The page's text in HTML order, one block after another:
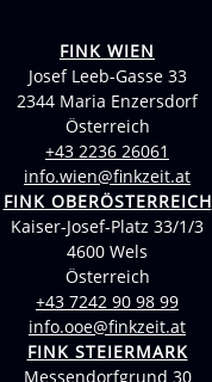
FINK WIEN
Josef Leeb-Gasse 33
2344 Maria Enzersdorf
Österreich
+43 2236 26061
info.wien@finkzeit.at
FINK OBERÖSTERREICH
Kaiser-Josef-Platz 33/1/3
4600 Wels
Österreich
+43 7242 90 98 99
info.ooe@finkzeit.at
FINK STEIERMARK
Messendorfgrund 30